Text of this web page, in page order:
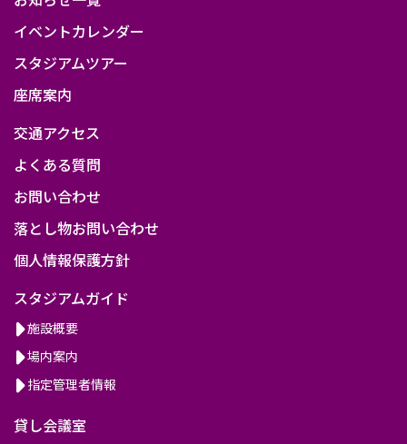
イベントカレンダー
スタジアムツアー
座席案内
交通アクセス
よくある質問
お問い合わせ
落とし物お問い合わせ
個人情報保護方針
スタジアムガイド
施設概要
場内案内
指定管理者情報
貸し会議室